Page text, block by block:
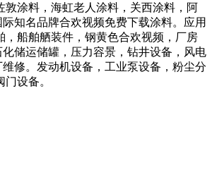
料，海虹老人涂料，关西涂料，阿
名品牌合欢视频免费下载涂料。应用
，船舶舾装件，钢黄色合欢视频，厂房
运储罐，压力容景，钻井设备，风电
。发动机设备，工业泵设备，粉尘分
设备。